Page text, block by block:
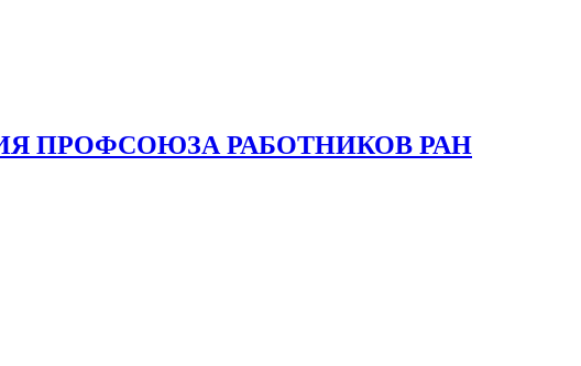
ПРОФСОЮЗА РАБОТНИКОВ РАН